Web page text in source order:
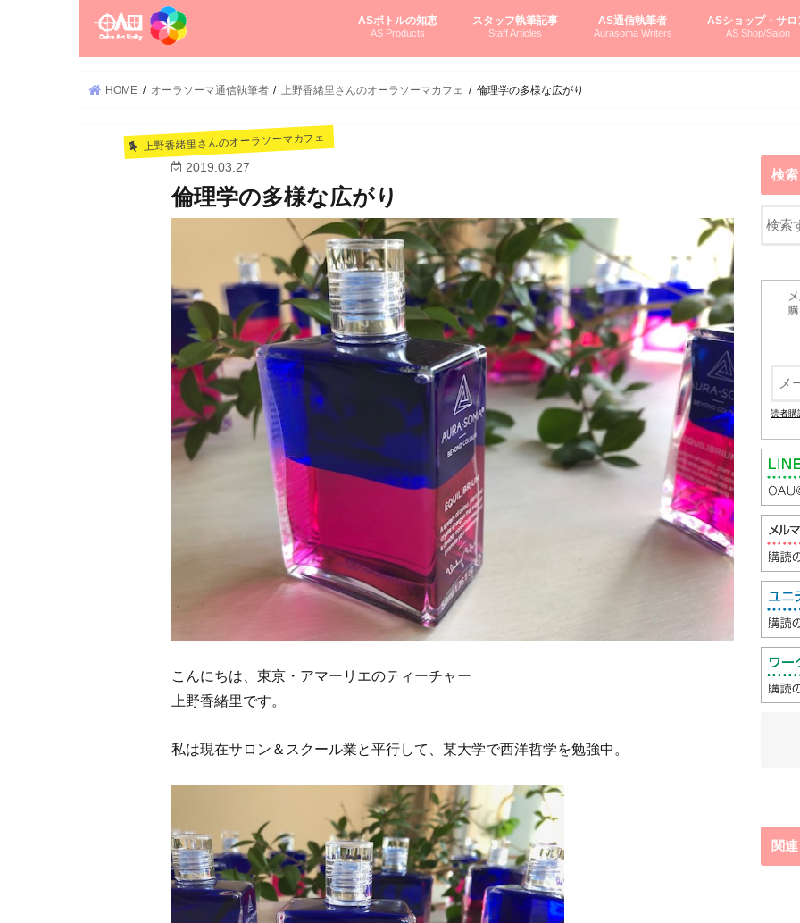
ASボトルの知恵
AS Products
スタッフ執筆記事
Staff Articles
AS通信執筆者
Aurasoma Writers
ASショップ・サロ
AS Shop/Salon
HOME オーラソーマ通信執筆者 上野香緒里さんのオーラソーマカフェ 倫理学の多様な広がり
上野香緒里さんのオーラソーマカフェ
2019.03.27
倫理学の多様な広がり
こんにちは、東京・アマーリエのティーチャー
上野香緒里です。
私は現在サロン＆スクール業と平行して、某大学で西洋哲学を勉強中。
検索
読者購
関